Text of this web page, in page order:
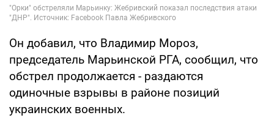
Он добавил, что Владимир Мороз,
председатель Марьинской РГА, сообщил, что
обстрел продолжается - раздаются
одиночные взрывы в районе позиций
украинских военных.